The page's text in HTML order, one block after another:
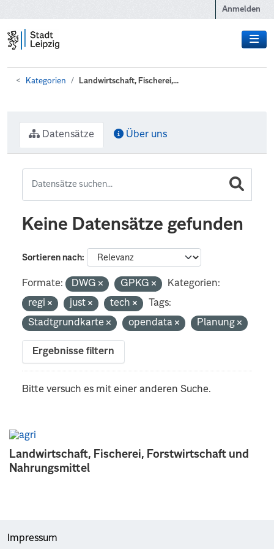
Anmelden
Kategorien Landwirtschaft, Fischerei,...
Landwirtschaft, Fischerei, Forstwirtschaft und
Nahrungsmittel
Datensätze Über uns
Keine Datensätze gefunden
Sortieren nach
Formate: DWG GPKG
Kategorien:
regi
just tech
Tags:
Stadtgrundkarte
opendata Planung
Ergebnisse filtern
Bitte versuch es mit einer anderen Suche.
Impressum